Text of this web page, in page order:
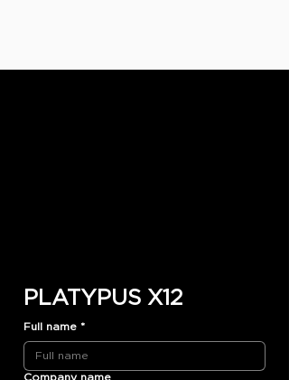
PLATYPUS X12
Full name *
Company name